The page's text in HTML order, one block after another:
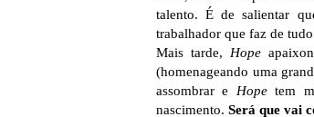
talento. É de salientar
trabalhador que faz de
Mais tarde, Hope
(homenageando uma
assombrar e Hopetem
nascimento. Será que vai